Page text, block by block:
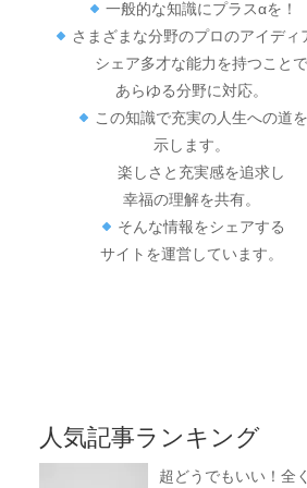
一般的な知識にプラスαを！
さまざまな分野のプロのアイディ
シェア多才な能力を持つことで
あらゆる分野に対応。
この知識で充実の人生への道を
示します。
楽しさと充実感を追求し
幸福の理解を共有。
そんな情報をシェアする
サイトを運営しています。
人気記事ランキング
超どうでもいい！全